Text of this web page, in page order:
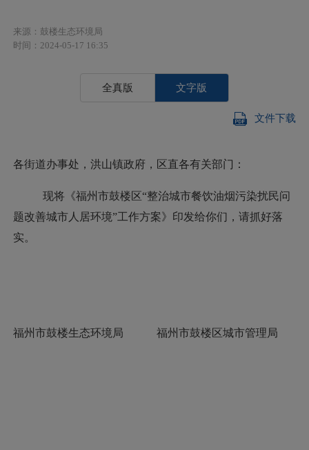
来源：鼓楼生态环境局
时间：2024-05-17 16:35
全真版 文字版
文件下载
各街道办事处，洪山镇政府，区直各有关部门 ：
现将《福州市鼓楼区“整治城市餐饮油烟污染扰民问
题改善城市人居环境”工作方案》印发给你们，请抓好落
实。
福州市鼓楼生态环境局 福州市鼓楼区城市管理局